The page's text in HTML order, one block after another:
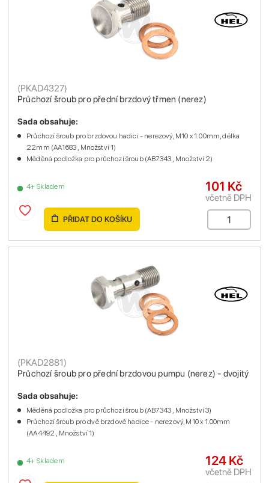
Průchozí šroub pro přední brzdový třmen (nerez)
(PKAD4327)
4+ Skladem
Sada obsahuje:
Průchozí šroub pro brzdovou hadici - nerezový, M10 x 1.00mm, délka
22mm (AA1683 , Množství 1)
Měděná podložka pro průchozí šroub (AB7343 , Množství 2)
101 Kč
včetně DPH
PŘIDAT DO KOŠÍKU
Průchozí šroub pro přední brzdovou pumpu (nerez) - dvojitý
(PKAD2881)
4+ Skladem
Sada obsahuje:
Měděná podložka pro průchozí šroub (AB7343 , Množství 3)
Průchozí šroub pro dvě brzdové hadice - nerezový, M10 x 1.00mm
(AA4492 , Množství 1)
124 Kč
včetně DPH